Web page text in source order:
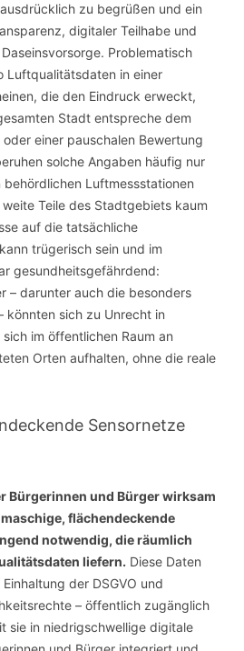
zu begrüßen und ein
digitaler Teilhabe und
Problematisch
Luftqualitätsdaten in einer
die den Eindruck erweckt,
Stadt entspreche dem
einer pauschalen Bewertung
solche Angaben häufig nur
Luftmessstationen
Teile des Stadtgebiets kaum
auf die tatsächliche
trügerisch sein und im
gesundheitsgefährdend:
– darunter auch die besonders
könnten sich zu Unrecht in
im öffentlichen Raum an
Orten aufhalten, ohne die reale
Sensornetze
Bürgerinnen und Bürger wirksam
flächendeckende
notwendig, die räumlich
liefern. Diese Daten
der DSGVO und
– öffentlich zugänglich
sie in niedrigschwellige digitale